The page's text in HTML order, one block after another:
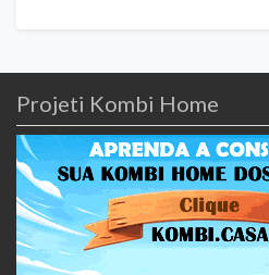
Projeti Kombi Home